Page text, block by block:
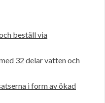
beställ via
32 delar vatten och
i form av ökad